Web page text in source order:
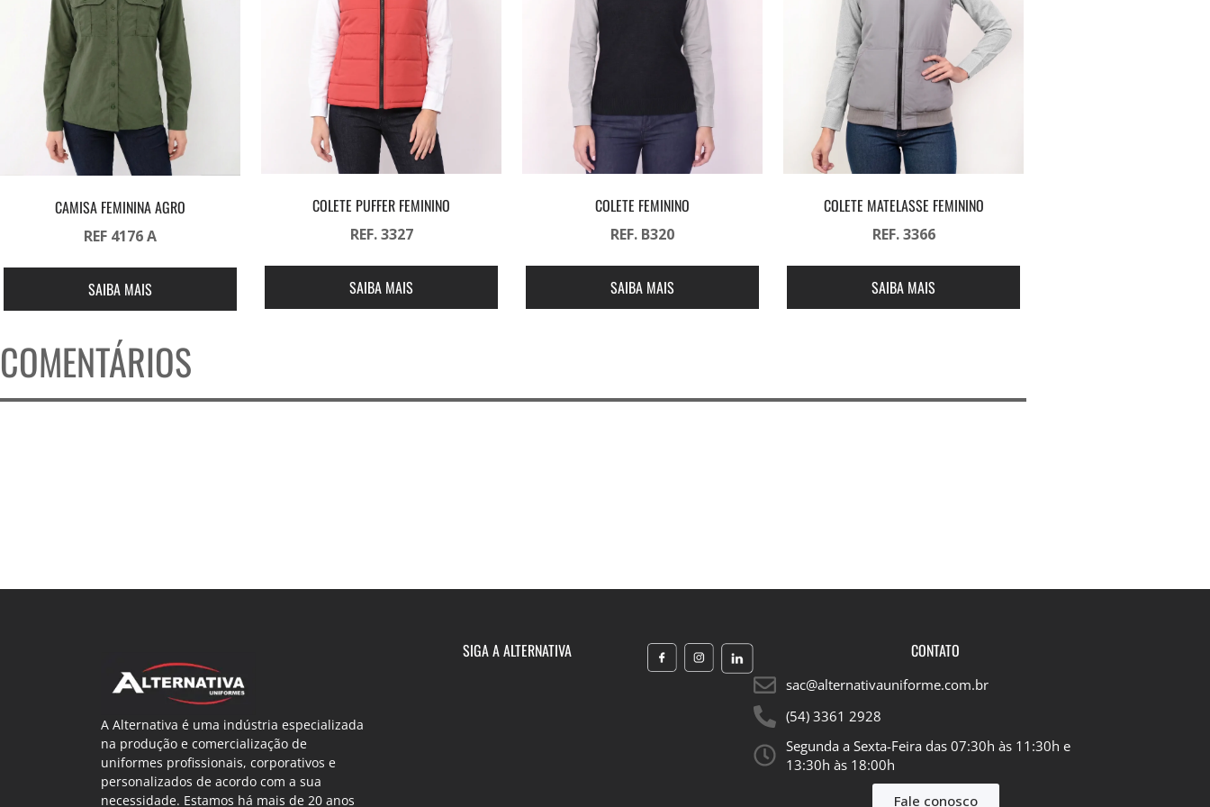
CAMISA FEMININA AGRO
REF 4176 A
SAIBA MAIS
COLETE PUFFER FEMININO
REF. 3327
SAIBA MAIS
COLETE FEMININO
REF. B320
SAIBA MAIS
COLETE MATELASSE FEMININO
REF. 3366
SAIBA MAIS
COMENTÁRIOS
A Alternativa é uma indústria especializada
na produção e comercialização de
uniformes profissionais, corporativos e
personalizados de acordo com a sua
necessidade. Estamos há mais de 20 anos
SIGA A ALTERNATIVA CONTATO
sac@alternativauniforme.com.br
(54) 3361 2928
Segunda a Sexta-Feira das 07:30h às 11:30h e
13:30h às 18:00h​
Fale conosco